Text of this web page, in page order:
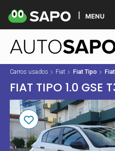
MENU
Carros usados Fiat Fiat Tipo
FIAT TIPO 1.0 GSE